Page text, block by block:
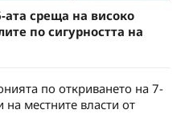
среща на високо
по сигурността на
по откриването на 7-
местните власти от